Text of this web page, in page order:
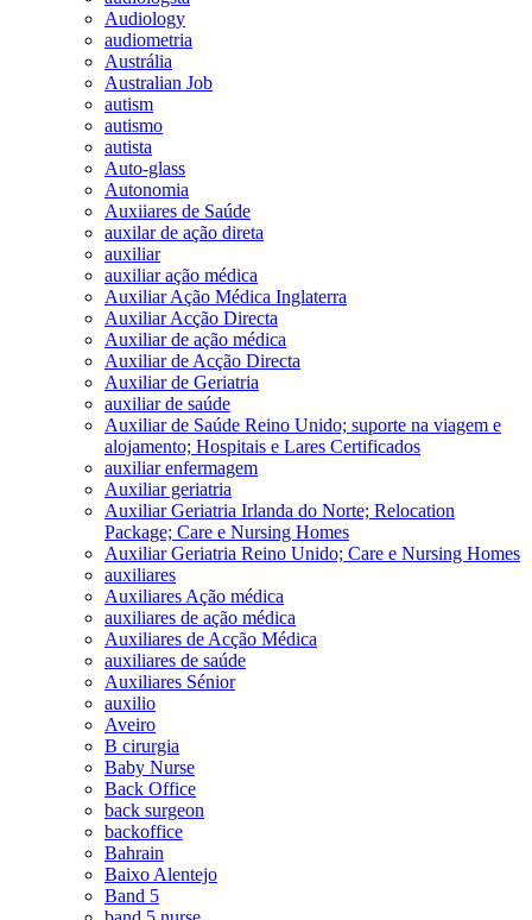
Audiology
audiometria
Austrália
Australian Job
autism
autismo
autista
Auto-glass
Autonomia
Auxiiares de Saúde
auxilar de ação direta
auxiliar
auxiliar ação médica
Auxiliar Ação Médica Inglaterra
Auxiliar Acção Directa
Auxiliar de ação médica
Auxiliar de Acção Directa
Auxiliar de Geriatria
auxiliar de saúde
Auxiliar de Saúde Reino Unido; suporte na viagem e
alojamento; Hospitais e Lares Certificados
auxiliar enfermagem
Auxiliar geriatria
Auxiliar Geriatria Irlanda do Norte; Relocation
Package; Care e Nursing Homes
Auxiliar Geriatria Reino Unido; Care e Nursing Homes
auxiliares
Auxiliares Ação médica
auxiliares de ação médica
Auxiliares de Acção Médica
auxiliares de saúde
Auxiliares Sénior
auxilio
Aveiro
B cirurgia
Baby Nurse
Back Office
back surgeon
backoffice
Bahrain
Baixo Alentejo
Band 5